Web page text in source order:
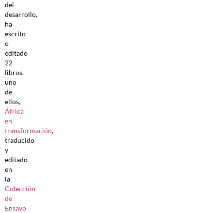
del
desarrollo,
ha
escrito
o
editado
22
libros,
uno
de
ellos,
África
en
transformación,
traducido
y
editado
en
la
Colección
de
Ensayo